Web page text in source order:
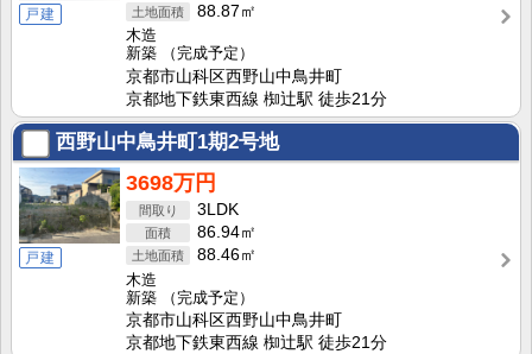
戸建
88.87㎡
木造
新築
（完成予定）
京都市山科区西野山中鳥井町
京都地下鉄東西線 椥辻駅 徒歩21分
西野山中鳥井町1期2号地
戸建
3698万円
3LDK
86.94㎡
88.46㎡
木造
新築
（完成予定）
京都市山科区西野山中鳥井町
京都地下鉄東西線 椥辻駅 徒歩21分